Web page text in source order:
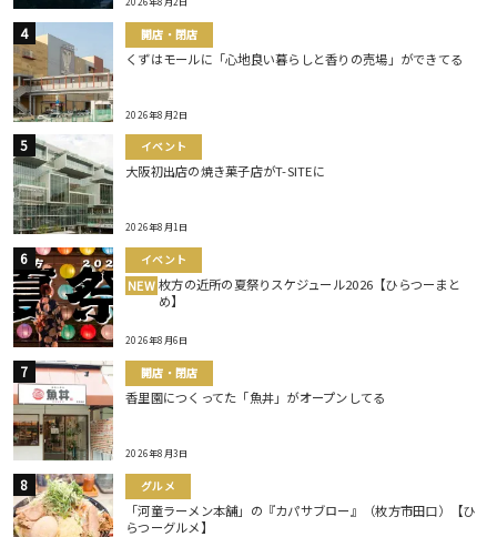
開店・閉店
くずはモールに「心地良い暮らしと香りの売場」ができてる
2026年8月2日
イベント
大阪初出店の焼き菓子店がT-SITEに
2026年8月1日
イベント
NEW 枚方の近所の夏祭りスケジュール2026【ひらつーまと
め】
2026年8月6日
開店・閉店
香里園につくってた「魚丼」がオープンしてる
2026年8月3日
グルメ
「河童ラーメン本舗」の『カパサブロー』（枚方市田口）【ひ
らつーグルメ】